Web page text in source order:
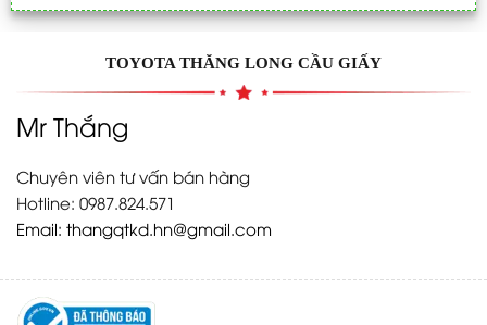
TOYOTA THĂNG LONG CẦU GIẤY
Mr Thắng
Chuyên viên tư vấn bán hàng
Hotline: 0987.824.571
Email: thangqtkd.hn@gmail.com